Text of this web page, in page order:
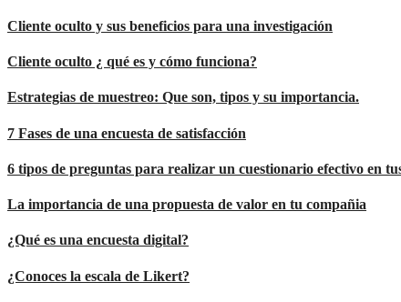
Cliente oculto y sus beneficios para una investigación
Cliente oculto ¿ qué es y cómo funciona?
Estrategias de muestreo: Que son, tipos y su importancia.
7 Fases de una encuesta de satisfacción
6 tipos de preguntas para realizar un cuestionario efectivo en
La importancia de una propuesta de valor en tu compañia
¿Qué es una encuesta digital?
¿Conoces la escala de Likert?